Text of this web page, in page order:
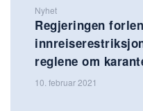
Nyhet
Regjeringen
reglene om
10. februar 2021